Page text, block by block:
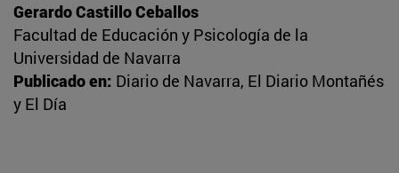
Gerardo Castillo Ceballos
Facultad de Educación y Psicología de la
Universidad de Navarra
Publicado en: Diario de Navarra, El Diario Montañés
y El Día